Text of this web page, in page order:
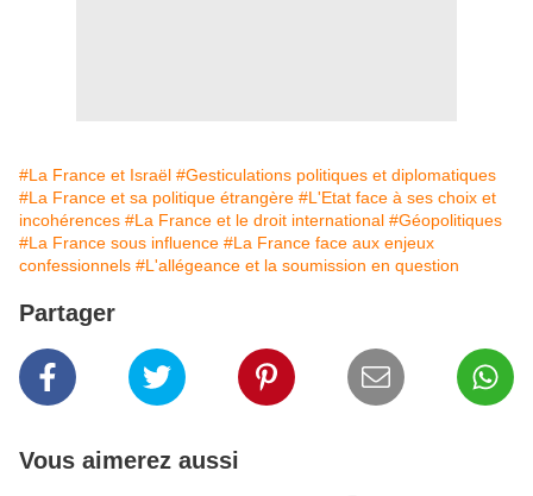
#La France et Israël #Gesticulations politiques et diplomatiques
#La France et sa politique étrangère #L'Etat face à ses choix et
incohérences #La France et le droit international #Géopolitiques
#La France sous influence #La France face aux enjeux
confessionnels #L'allégeance et la soumission en question
Partager
Vous aimerez aussi